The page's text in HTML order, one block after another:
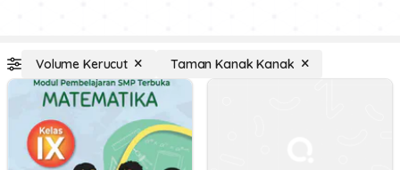
Volume Kerucut Taman Kanak Kanak